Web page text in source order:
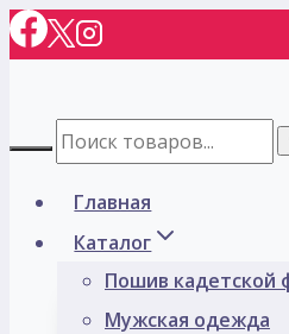
Перейти
к
Главная
Каталог
Пошив кадетской
Мужская одежда